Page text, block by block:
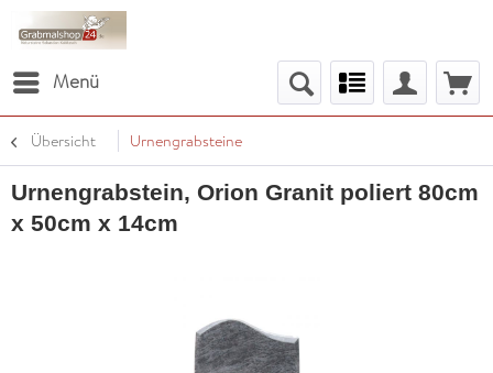
Menü
Übersicht Urnengrabsteine
Urnengrabstein, Orion Granit poliert 80cm
x 50cm x 14cm